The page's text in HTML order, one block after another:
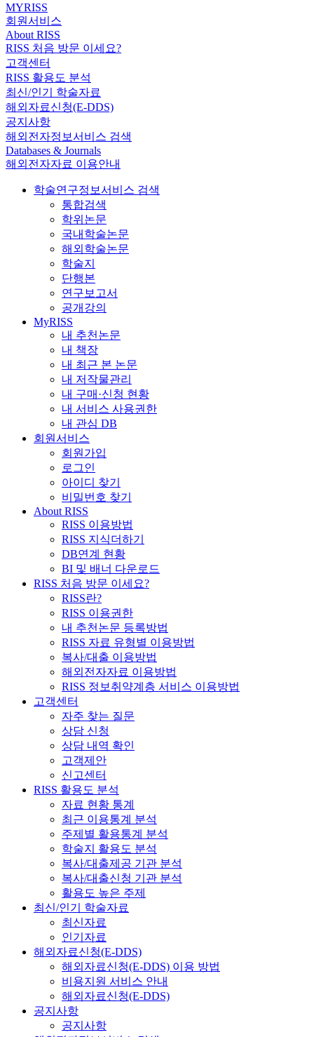
MYRISS
회원서비스
About RISS
RISS 처음 방문 이세요?
고객센터
RISS 활용도 분석
최신/인기 학술자료
해외자료신청(E-DDS)
공지사항
해외전자정보서비스 검색
Databases & Journals
해외전자자료 이용안내
학술연구정보서비스 검색
통합검색
학위논문
국내학술논문
해외학술논문
학술지
단행본
연구보고서
공개강의
MyRISS
내 추천논문
내 책장
내 최근 본 논문
내 저작물관리
내 구매·신청 현황
내 서비스 사용권한
내 관심 DB
회원서비스
회원가입
로그인
아이디 찾기
비밀번호 찾기
About RISS
RISS 이용방법
RISS 지식더하기
DB연계 현황
BI 및 배너 다운로드
RISS 처음 방문 이세요?
RISS란?
RISS 이용권한
내 추천논문 등록방법
RISS 자료 유형별 이용방법
복사/대출 이용방법
해외전자자료 이용방법
RISS 정보취약계층 서비스 이용방법
고객센터
자주 찾는 질문
상담 신청
상담 내역 확인
고객제안
신고센터
RISS 활용도 분석
자료 현황 통계
최근 이용통계 분석
주제별 활용통계 분석
학술지 활용도 분석
복사/대출제공 기관 분석
복사/대출신청 기관 분석
활용도 높은 주제
최신/인기 학술자료
최신자료
인기자료
해외자료신청(E-DDS)
해외자료신청(E-DDS) 이용 방법
비용지원 서비스 안내
해외자료신청(E-DDS)
공지사항
공지사항